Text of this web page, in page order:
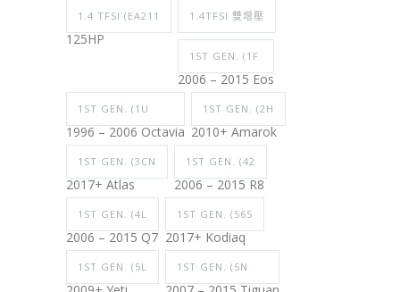
1.4 TFSI (EA211
125HP
1.4TFSI 雙增壓
1ST GEN. (1F
2006 – 2015 Eos
1ST GEN. (1U
1996 – 2006 Octavia
1ST GEN. (2H
2010+ Amarok
1ST GEN. (3CN
2017+ Atlas
1ST GEN. (42
2006 – 2015 R8
1ST GEN. (4L
2006 – 2015 Q7
1ST GEN. (565
2017+ Kodiaq
1ST GEN. (5L 1ST GEN. (5N